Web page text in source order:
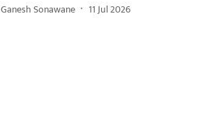
Ganesh Sonawane 11 Jul 2026